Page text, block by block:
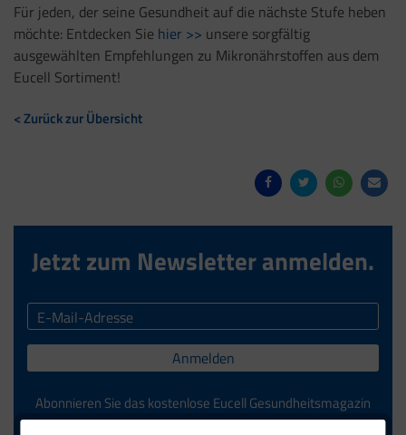
Für jeden, der seine Gesundheit auf die nächste Stufe heben
möchte: Entdecken Sie hier >> unsere sorgfältig
ausgewählten Empfehlungen zu Mikronährstoffen aus dem
Eucell Sortiment!
< Zurück zur Übersicht
Jetzt zum Newsletter anmelden.
Anmelden
Abonnieren Sie das kostenlose Eucell Gesundheitsmagazin
und verpassen Sie keine Neuigkeiten aus dem Eucell Shop.